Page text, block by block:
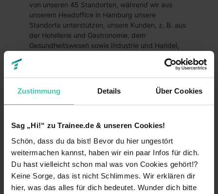
Zustimmung Details Über Cookies
Sag „Hi!“ zu Trainee.de & unseren Cookies!
Schön, dass du da bist! Bevor du hier ungestört
weitermachen kannst, haben wir ein paar Infos für dich.
Du hast vielleicht schon mal was von Cookies gehört!?
Keine Sorge, das ist nicht Schlimmes. Wir erklären dir
hier, was das alles für dich bedeutet. Wunder dich bitte
von unseren 45 Standorten, während wir aus
unserem Headoffice in Hamburg unsere
Standorte unterstützen, unsere Kunden, z. B. aus
der Hotellerie und Gastronomie, dem
Gesundheitswesen sowie Industrie und Handel,
unter besten Voraussetzungen arbeiten können.
Das macht nicht nur für unsere Kunden Sinn,
sondern ist darüber hinaus ein nachhaltiges
Geschäftsmodell auf stetigem Wachstumskurs!
Programms erwartet dich eine spannende Reise.
Du startest in einem dynamischen und
zukunftssicheren Arbeitsumfeld und wirst von
Anfang an intensiv gefördert. Mit unserem
maßgeschneiderten „On-the-Job“-